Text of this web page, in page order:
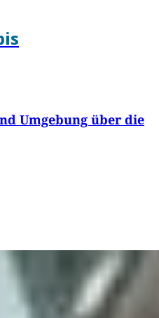
Umgebung über die